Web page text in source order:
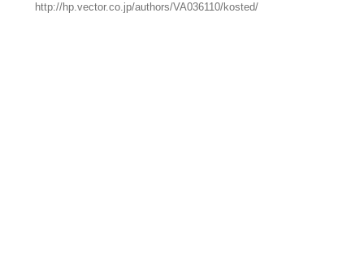
http://hp.vector.co.jp/authors/VA036110/kosted/